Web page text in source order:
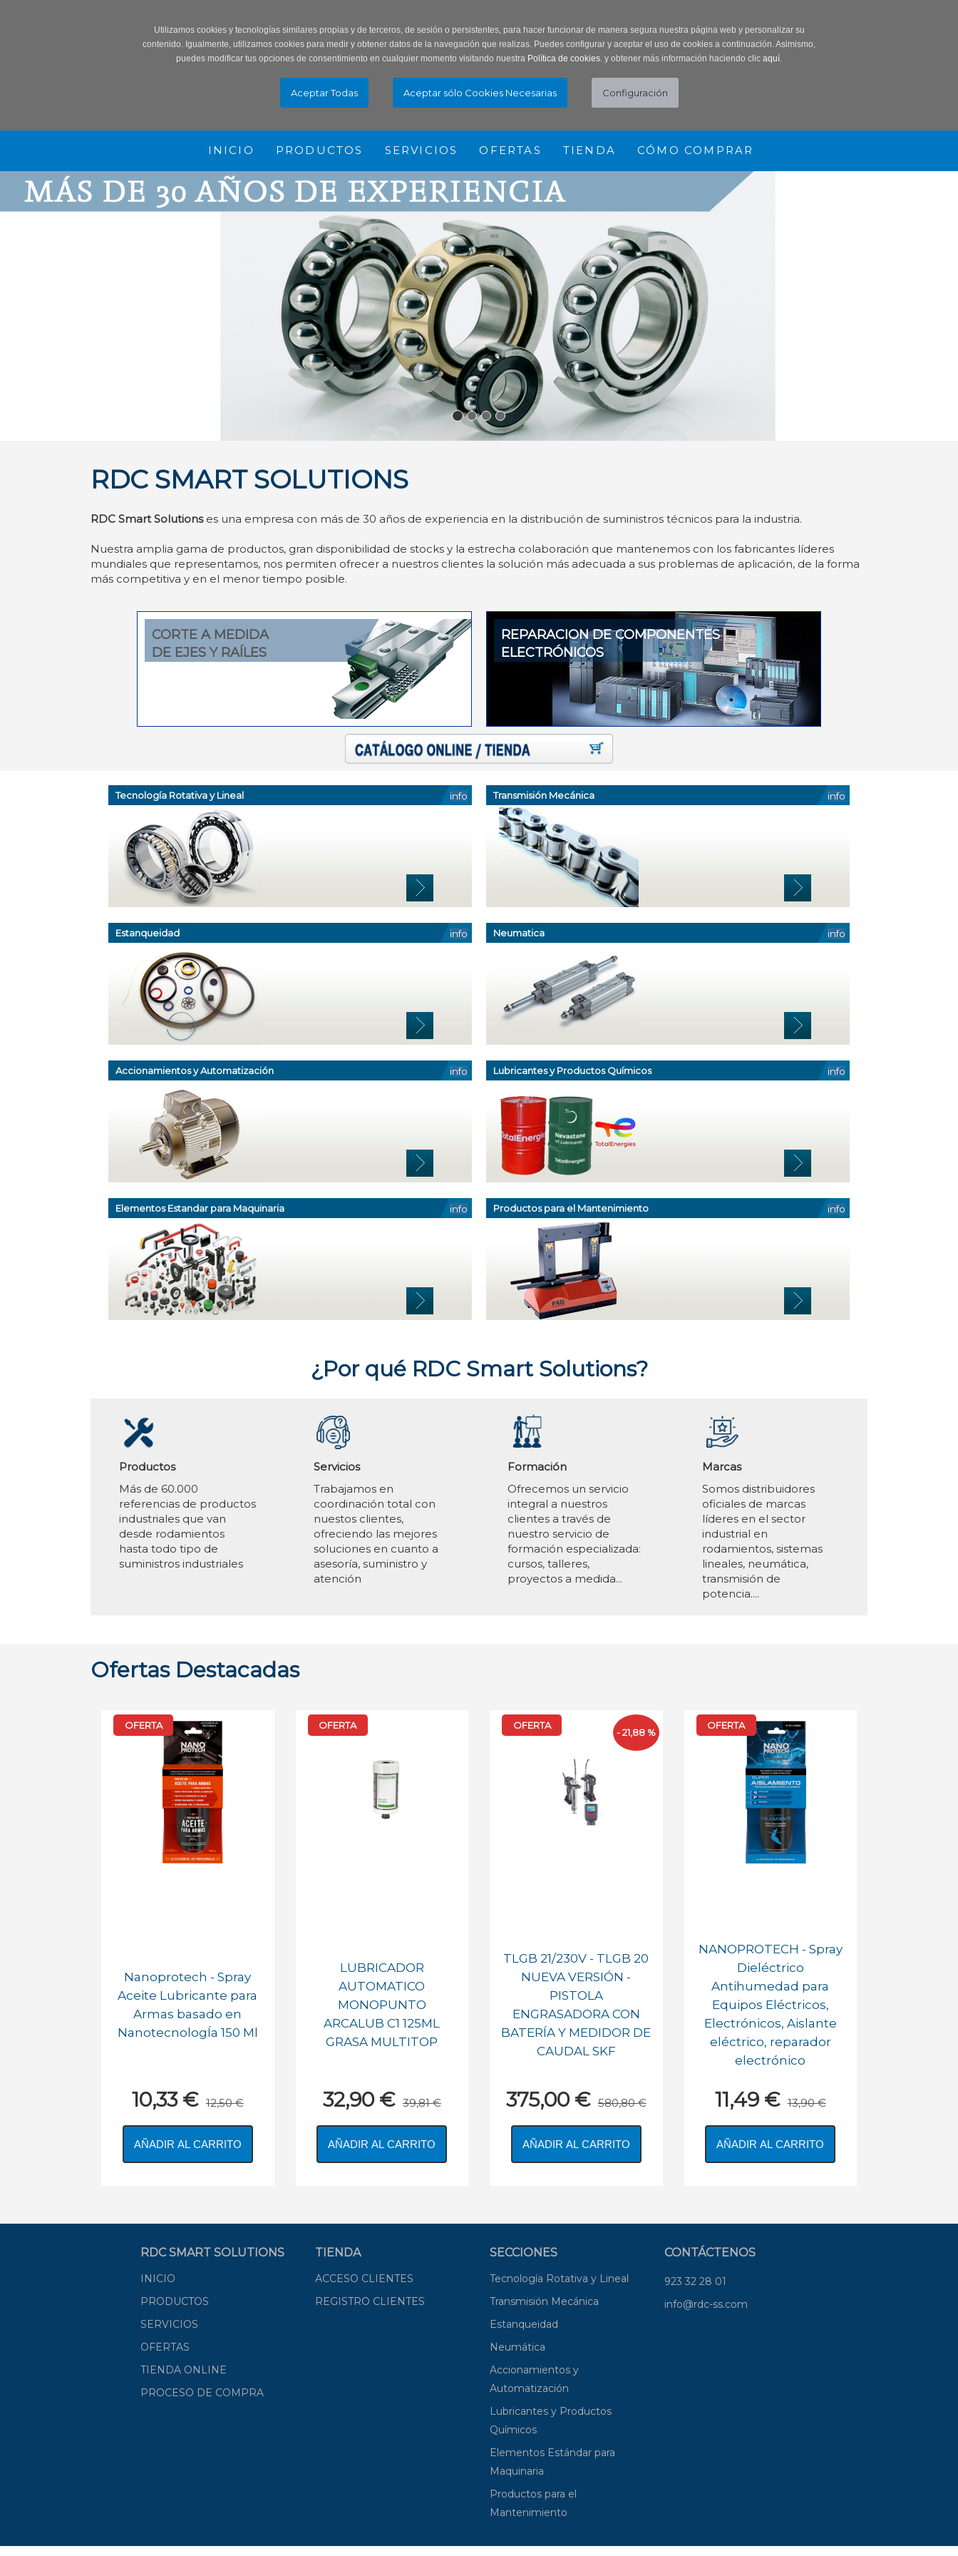
Utilizamos cookies y tecnologías similares propias y de terceros, de sesión o persistentes, para hacer funcionar de manera segura nuestra página web y personalizar su
contenido. Igualmente, utilizamos cookies para medir y obtener datos de la navegación que realizas. Puedes configurar y aceptar el uso de cookies a continuación. Asimismo,
puedes modificar tus opciones de consentimiento en cualquier momento visitando nuestra Política de cookies. y obtener más información haciendo clic aquí.
INICIO PRODUCTOS SERVICIOS OFERTAS TIENDA CÓMO COMPRAR
RDC SMART SOLUTIONS
RDC Smart Solutions es una empresa con más de 30 años de experiencia en la distribución de suministros técnicos para la industria.
Nuestra amplia gama de productos, gran disponibilidad de stocks y la estrecha colaboración que mantenemos con los fabricantes líderes
mundiales que representamos, nos permiten ofrecer a nuestros clientes la solución más adecuada a sus problemas de aplicación, de la forma
más competitiva y en el menor tiempo posible.
CORTE A MEDIDA
DE EJES Y RAÍLES
REPARACION DE COMPONENTES
ELECTRÓNICOS
Tecnología Rotativa y Lineal info Transmisión Mecánica info
Estanqueidad info Neumatica info
Accionamientos y Automatización info Lubricantes y Productos Químicos info
Elementos Estandar para Maquinaria info Productos para el Mantenimiento info
¿Por qué RDC Smart Solutions?
Productos
Más de 60.000
referencias de productos
industriales que van
desde rodamientos
hasta todo tipo de
suministros industriales
Servicios
Trabajamos en
coordinación total con
nuestos clientes,
ofreciendo las mejores
soluciones en cuanto a
asesoría, suministro y
atención
Formación
Ofrecemos un servicio
integral a nuestros
clientes a través de
nuestro servicio de
formación especializada:
cursos, talleres,
proyectos a medida...
Marcas
Somos distribuidores
oficiales de marcas
líderes en el sector
industrial en
rodamientos, sistemas
lineales, neumática,
transmisión de
potencia....
Ofertas Destacadas
Nanoprotech - Spray
Aceite Lubricante para
Armas basado en
NanotecnologÍa 150 Ml
OFERTA
10,33 € 12,50 €
AÑADIR AL CARRITO
LUBRICADOR
AUTOMATICO
MONOPUNTO
ARCALUB C1 125ML
GRASA MULTITOP
OFERTA
32,90 € 39,81 €
AÑADIR AL CARRITO
TLGB 21/230V - TLGB 20
NUEVA VERSIÓN -
PISTOLA
ENGRASADORA CON
BATERÍA Y MEDIDOR DE
CAUDAL SKF
OFERTA
- 21,88 %
375,00 € 580,80 €
AÑADIR AL CARRITO
NANOPROTECH - Spray
Dieléctrico
Antihumedad para
Equipos Eléctricos,
Electrónicos, Aislante
eléctrico, reparador
electrónico
OFERTA
11,49 € 13,90 €
AÑADIR AL CARRITO
RDC SMART SOLUTIONS
INICIO
PRODUCTOS
SERVICIOS
OFERTAS
TIENDA ONLINE
PROCESO DE COMPRA
TIENDA
ACCESO CLIENTES
REGISTRO CLIENTES
SECCIONES
Tecnología Rotativa y Lineal
Transmisión Mecánica
Estanqueidad
Neumática
Accionamientos y
Automatización
Lubricantes y Productos
Químicos
Elementos Estándar para
Maquinaria
Productos para el
Mantenimiento
CONTÁCTENOS
923 32 28 01
info@rdc-ss.com